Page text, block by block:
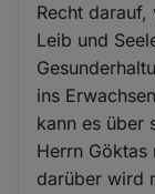
Recht darauf,
Leib und
ins
kann es über
Herrn Göktas
darüber wird